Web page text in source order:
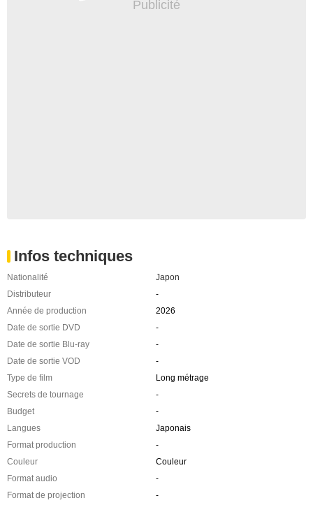
Infos techniques
Nationalité
Japon
Distributeur
-
Année de production
2026
Date de sortie DVD
-
Date de sortie Blu-ray
-
Date de sortie VOD
-
Type de film
Long métrage
Secrets de tournage
-
Budget
-
Langues
Japonais
Format production
-
Couleur
Couleur
Format audio
-
Format de projection
-